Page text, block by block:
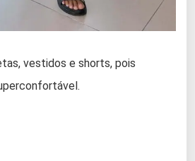
vestidos e shorts, pois